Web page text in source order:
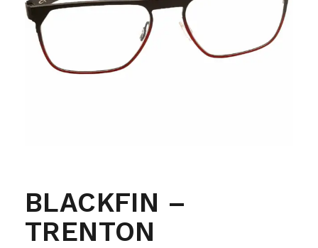
BLACKFIN –
TRENTON